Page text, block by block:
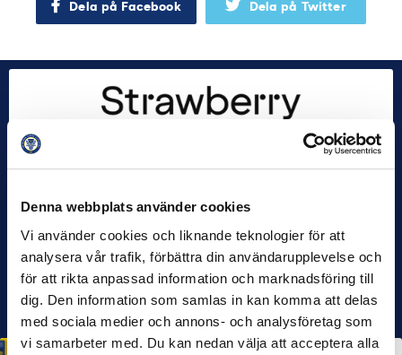
Denna webbplats använder cookies
Vi använder cookies och liknande teknologier för att
analysera vår trafik, förbättra din användarupplevelse och
för att rikta anpassad information och marknadsföring till
dig. Den information som samlas in kan komma att delas
med sociala medier och annons- och analysföretag som
vi samarbeter med. Du kan nedan välja att acceptera alla
Dela på Facebook Dela på Twitter